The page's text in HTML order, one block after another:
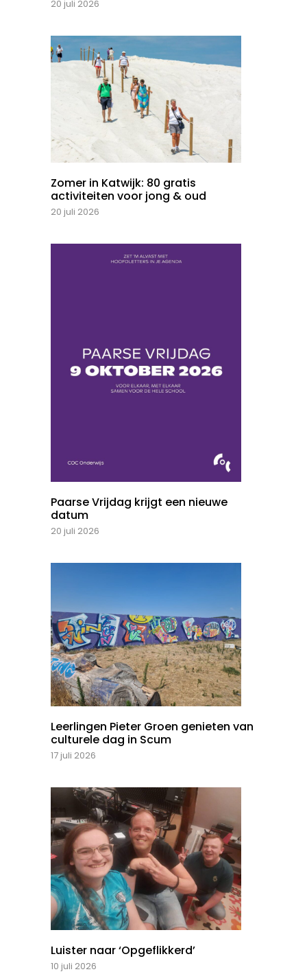
20 juli 2026
Zomer in Katwijk: 80 gratis
activiteiten voor jong & oud
20 juli 2026
Paarse Vrijdag krijgt een nieuwe
datum
20 juli 2026
Leerlingen Pieter Groen genieten van
culturele dag in Scum
17 juli 2026
Luister naar ‘Opgeflikkerd’
10 juli 2026